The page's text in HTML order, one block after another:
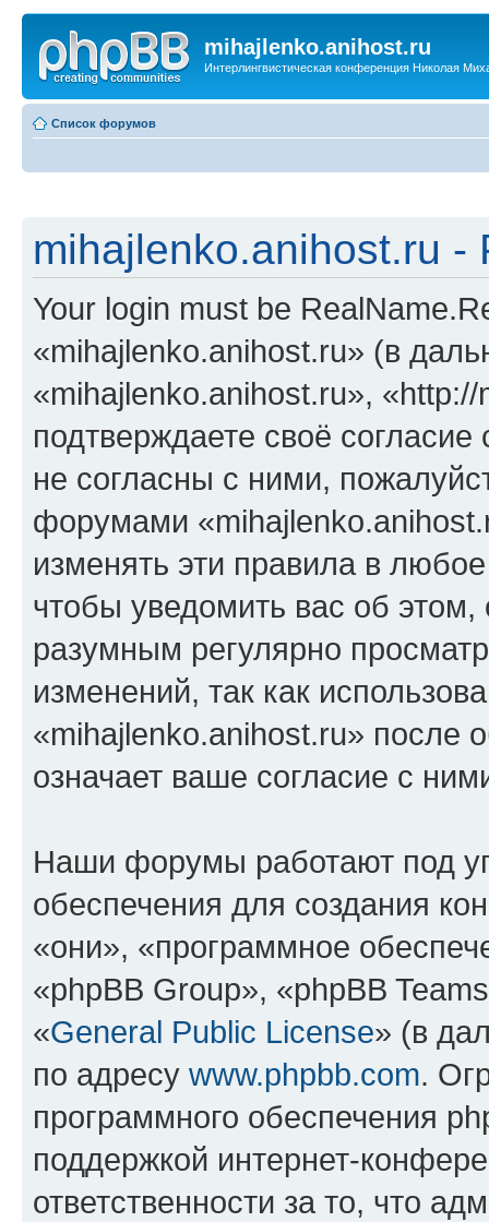
mihajlenko.anihost.ru
Интерлингвистическая конференция Николая
Список форумов
mihajlenko.anihost.ru -
Your login must be
«mihajlenko.anihost.ru» (в
«mihajlenko.anihost.ru»,
подтверждаете своё
не согласны с ними,
форумами
изменять эти правила в
чтобы уведомить вас об
разумным регулярно
изменений, так как
«mihajlenko.anihost.ru» после
означает ваше согласие с
Наши форумы работают под
обеспечения для создания
«они», «программное
«phpBB Group», «phpBB
«General Public License» (в
по адресу www.phpbb.com.
программного обеспечения
поддержкой интернет-
ответственности за то, что